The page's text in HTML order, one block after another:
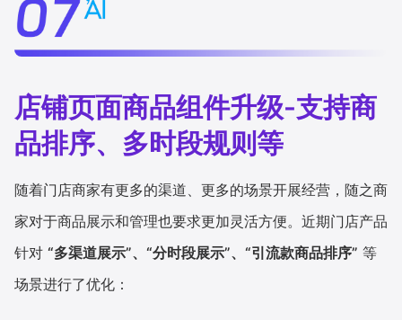
店铺页面商品组件升级-支持商
品排序、多时段规则等
随着门店商家有更多的渠道、更多的场景开展经营，随之商
家对于商品展示和管理也要求更加灵活方便。近期门店产品
针对 “多渠道展示”、“分时段展示”、“引流款商品排序” 等
场景进行了优化：